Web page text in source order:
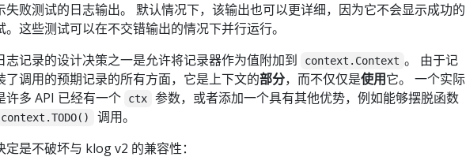
失败测试的日志输出。 默认情况下，该输出也可以更详细，因为它不会显示成功的
。这些测试可以在不交错输出的情况下并行运行。
志记录的设计决策之一是允许将记录器作为值附加到
context.Context 。 由于记
了调用的预期记录的所有方面，它是上下文的部分，而不仅仅是使用它。 一个实际
许多 API 已经有一个
ctx
参数，或者添加一个具有其他优势，例如能够摆脱函数
context.TODO()
调用。
定是不破坏与 klog v2 的兼容性：